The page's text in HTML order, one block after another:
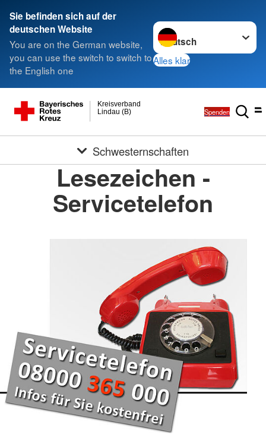
Sie befinden sich auf der
deutschen Website
You are on the German website,
you can use the switch to switch to
the English one
Sprache wechseln zu
Alles klar
Lindau (B)
Kreisverband
Spenden
Schwesternschaften
Lesezeichen -
Servicetelefon